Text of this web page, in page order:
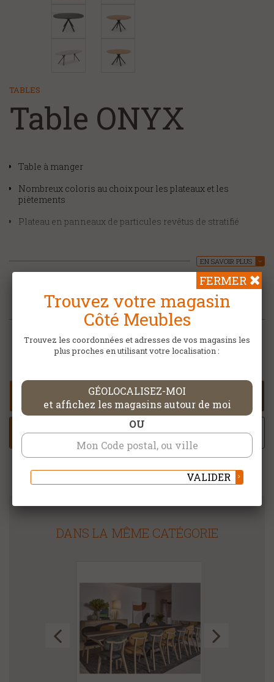
TABLES
Table ONYX
Table à manger
Nombreux coloris au choix pour les plateaux et les
piètements
Plateau en panneaux de particules revêtus de stratifié
Nombreuses dimensions dont 2 dimensions
«ovale danois» angles arrondis 120 + 40 x 120 cm et 220 + 80
EN SAVOIR PLUS
Partager sur :
CONTACTER MON MAGASIN CÔTÉ
MEUBLES
AJOUTER À MA SELECTION
DANS LA MÊME CATÉGORIE
Trouvez votre magasin
Côté Meubles
Trouvez les coordonnées et adresses de vos magasins les
plus proches en utilisant votre localisation :
GÉOLOCALISEZ-MOI
et affichez les magasins autour de moi
OU
VALIDER
FERMER